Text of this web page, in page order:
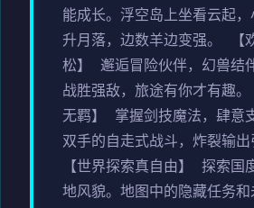
能成长。浮空岛上坐看云起，
升月落，边数羊边变强。 【
松】 邂逅冒险伙伴，幻兽结
战胜强敌，旅途有你才有趣
无羁】 掌握剑技魔法，肆意
双手的自走式战斗，炸裂输出
【世界探索真自由】 探索国
地风貌。地图中的隐藏任务